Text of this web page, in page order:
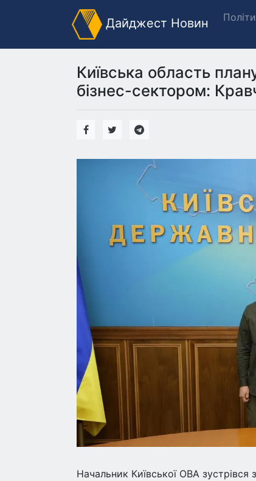
Дайджест Новин
Київська область
бізнес-сектором:
Начальник Київської ОВА